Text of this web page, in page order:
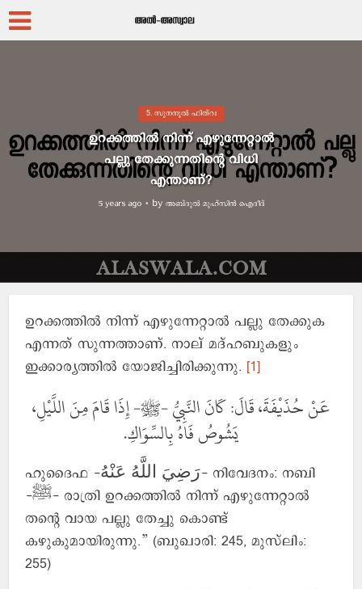
5. സുനനുൽ ഫിത്റഃ
ഉറക്കത്തിൽ നിന്ന് എഴുന്നേറ്റാൽ
പല്ലു തേക്കുന്നതിന്റെ വിധി
എന്താണ്?
5 years ago by അബ്ദുല്‍ മുഹ്സിന്‍ ഐദീദ്
ഉറക്കത്തിൽ നിന്ന് എഴുന്നേറ്റാൽ പല്ലു തേക്കുക
എന്നത് സുന്നത്താണ്. നാല് മദ്‌ഹബുകളും
ഇക്കാര്യത്തിൽ യോജിച്ചിരിക്കുന്നു. [1]
عَنْ حُذَيْفَةَ، قَالَ: كَانَ النَّبِيُّ -ﷺ- إِذَا قَامَ مِنَ اللَّيْلِ،
يَشُوصُ فَاهُ بِالسِّوَاكِ.
ഹുദൈഫ -رَضِيَ اللَّهُ عَنْهُ- നിവേദനം: നബി
-ﷺ- രാത്രി ഉറക്കത്തിൽ നിന്ന് എഴുന്നേറ്റാൽ
തന്റെ വായ പല്ലു തേച്ചു കൊണ്ട്
കഴുകുമായിരുന്നു.” (ബുഖാരി: 245, മുസ്‌ലിം:
255)